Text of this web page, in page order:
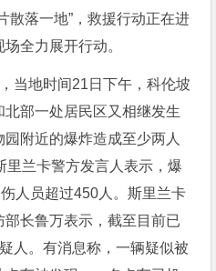
散落一地”，救援行动正在进
全力展开行动。
地时间21日下午，科伦坡
部一处居民区又相继发生
附近的爆炸造成至少两人
里兰卡警方发言人表示，爆
人员超过450人。斯里兰卡
部长鲁万表示，截至目前已
人。有消息称，一辆疑似被